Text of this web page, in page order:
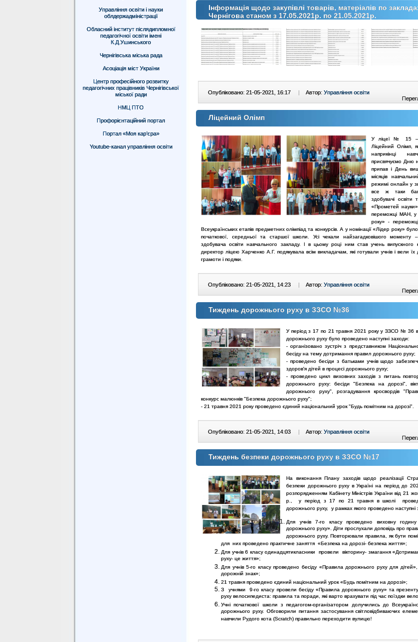
Управління освіти і науки
облдержадміністрації
Обласний інститут післядипломної
педагогічної освіти імені
К.Д.Ушинського
Чернігівська міська рада
Асоціація міст України
Центр професійного розвитку
педагогічних працівників Чернігівської
міської ради
НМЦ ПТО
Профорієнтаційний портал
Портал «Моя кар’єра»
Youtube-канал управління освіти
Інформація щодо закупівлі товарів, матеріалів по
Чернігова станом з 17.05.2021р. по 21.05.2021р.
Опубліковано: 21-05-2021, 16:17 Автор: Управління освіти
Ліцейний Олімп
У ліцеї № 15 –
Ліцейний Олімп,
наприкінці
присвячуємо Дню
припав і День
місяців
режимі онлайн у
все ж таки
здобувачі освіти
«Прометей
переможці МАН, у
року» -
Всеукраїнських етапів предметних олімпіад та конкурсів. А у номінації «Лідер року»
початкової, середньої та старшої школи. Усі чекали найзагадковішого моменту
здобувача освіти навчального закладу. І в цьому році ним став учень випускного
директор ліцею Харченко А.Г. подякувала всім викладачам, які готували учнів і вели
грамоти і подяки.
Опубліковано: 21-05-2021, 14:23 Автор: Управління освіти
Тиждень дорожнього руху в ЗЗСО №36
У період з 17 по 21 травня 2021 року у ЗЗСО № 36
дорожнього руху було проведено наступні заходи:
- організовано зустріч з представником
бесіду на тему дотримання правил дорожнього руху;
- проведено бесіди з батьками учнів щодо
здоров'я дітей в процесі дорожнього руху;
- проведено цикл виховних заходів з питань
дорожнього руху: бесіди "Безпека на дорозі",
дорожнього руху", розгадування кросвордів
конкурс малюнків "Безпека дорожнього руху";
- 21 травня 2021 року проведено єдиний національний урок "Будь помітним на дорозі".
Опубліковано: 21-05-2021, 14:03 Автор: Управління освіти
Тиждень безпеки дорожнього руху в ЗЗСО №17
На виконання Плану заходів щодо реалізації
безпеки дорожнього руху в Україні на період до
розпорядженням Кабінету Міністрів України від 21
р., у період з 17 по 21 травня в школі
дорожнього руху, у рамках якого проведено наступні
Для учнів 7-го класу проведено виховну
дорожнього руху». Діти прослухали доповідь про
дорожнього руху. Повторювали правила, як бути
для них проведено практичне заняття «Безпека на дорозі- безпека життя»;
Для учнів 6 класу одинадцятикласники провели вікторину- змагання
руху- це життя»;
Для учнів 5-го класу проведено бесіду «Правила дорожнього руху для
дорожній знак»;
21 травня проведено єдиний національний урок «Будь помітним на дорозі»;
З учнями 9-го класу провели бесіду «Правила дорожнього руху» та
руху велосипедиста: правила та поради, які варто врахувати під час поїздки
Учні початкової школи з педагогом-організатором долучились до
дорожнього руху. Обговорили питання застосування світловідбиваючих
навчили Рудого кота (Scratch) правильно переходити вулицю!